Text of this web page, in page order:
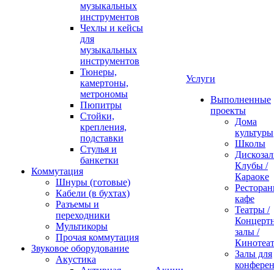
музыкальных
инструментов
Чехлы и кейсы
для
музыкальных
инструментов
Тюнеры,
камертоны,
метрономы
Пюпитры
Стойки,
крепления,
подставки
Стулья и
банкетки
Коммутация
Шнуры (готовые)
Кабели (в бухтах)
Разъемы и
переходники
Мультикоры
Прочая коммутация
Звуковое оборудование
Акустика
Услуги
Выполненные
проекты
Дома
культуры
Школы
Клубы /
Караоке
кафе
Театры /
залы /
Залы для